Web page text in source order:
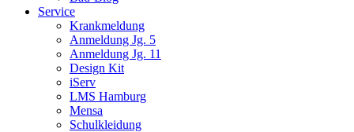
Service
Krankmeldung
Anmeldung Jg. 5
Anmeldung Jg. 11
Design Kit
iServ
LMS Hamburg
Mensa
Schulkleidung